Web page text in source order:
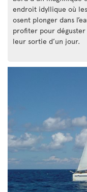
endroit idyllique où
osent plonger dans
profiter pour
leur sortie d’un jour.